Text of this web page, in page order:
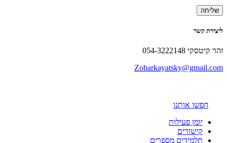
ליצירת קשר
זהר קיטסקי 054-3222148
Zoharkayatsky@gmail.com
חפשו אותנו
יומן פעילות
קישורים
תלמידים מספרים